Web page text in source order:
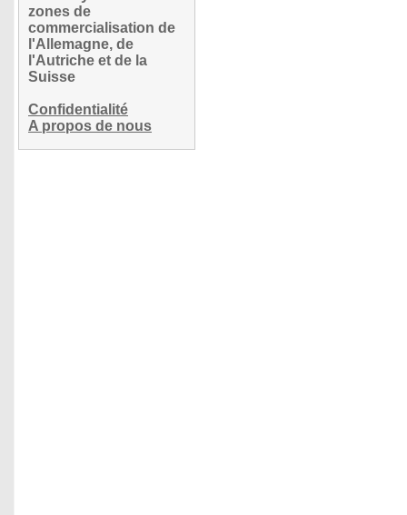
zones de
commercialisation de
l'Allemagne, de
l'Autriche et de la
Suisse
Confidentialité
A propos de nous